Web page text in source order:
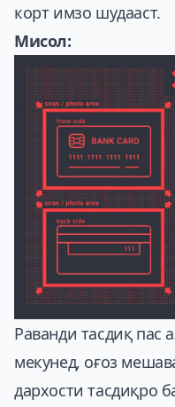
корт имзо шудааст.
Мисол:
Раванди тасдиқ пас
мекунед, оғоз
дархости тасдиқро